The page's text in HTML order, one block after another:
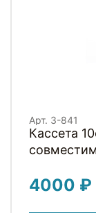
Арт. 3-841
Кассета 10ск. 3-841 SHIMANO-
4000 ₽